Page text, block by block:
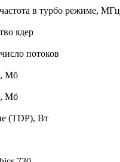
в турбо режиме, МГц
ядер
потоков
Мб
Мб
(TDP), Вт